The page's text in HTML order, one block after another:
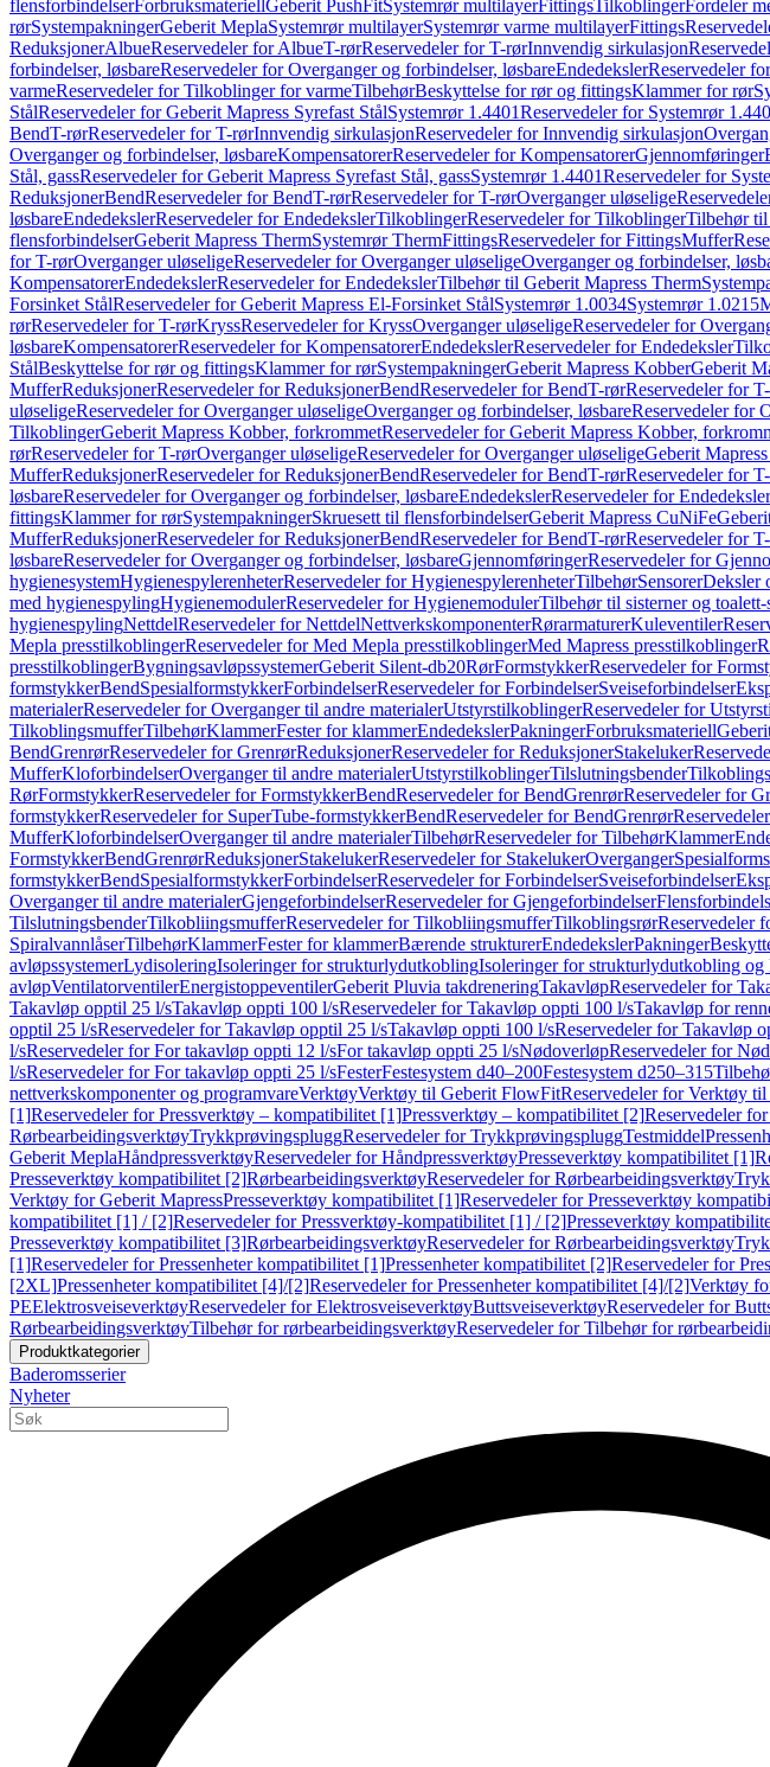
flensforbindelserForbruksmateriellGeberit PushFitSystemrør multilayerFittingsTilkoblingerFordeler
rørSystempakningerGeberit MeplaSystemrør multilayerSystemrør varme multilayerFittings
ReduksjonerAlbueReservedeler for AlbueT-rørReservedeler for T-rørInnvendig sirkulasjon
forbindelser, løsbareReservedeler for Overganger og forbindelser, løsbareEndedekslerReservedeler
varmeReservedeler for Tilkoblinger for varmeTilbehørBeskyttelse for rør og fittingsKlammer for rør
StålReservedeler for Geberit Mapress Syrefast StålSystemrør 1.4401Reservedeler for Systemrør
BendT-rørReservedeler for T-rørInnvendig sirkulasjonReservedeler for Innvendig sirkulasjon
Overganger og forbindelser, løsbareKompensatorerReservedeler for KompensatorerGjennomføringer
Stål, gassReservedeler for Geberit Mapress Syrefast Stål, gassSystemrør 1.4401Reservedeler for
ReduksjonerBendReservedeler for BendT-rørReservedeler for T-rørOverganger uløselige
løsbareEndedekslerReservedeler for EndedekslerTilkoblingerReservedeler for TilkoblingerTilbehør til
flensforbindelserGeberit Mapress ThermSystemrør ThermFittingsReservedeler for FittingsMuffer
for T-rørOverganger uløseligeReservedeler for Overganger uløseligeOverganger og forbindelser,
KompensatorerEndedekslerReservedeler for EndedekslerTilbehør til Geberit Mapress Therm
Forsinket StålReservedeler for Geberit Mapress El-Forsinket StålSystemrør 1.0034Systemrør 1.0215
rørReservedeler for T-rørKryssReservedeler for KryssOverganger uløseligeReservedeler for
løsbareKompensatorerReservedeler for KompensatorerEndedekslerReservedeler for Endedeksler
StålBeskyttelse for rør og fittingsKlammer for rørSystempakningerGeberit Mapress KobberGeberit
MufferReduksjonerReservedeler for ReduksjonerBendReservedeler for BendT-rørReservedeler for
uløseligeReservedeler for Overganger uløseligeOverganger og forbindelser, løsbareReservedeler for
TilkoblingerGeberit Mapress Kobber, forkrommetReservedeler for Geberit Mapress Kobber,
rørReservedeler for T-rørOverganger uløseligeReservedeler for Overganger uløseligeGeberit
MufferReduksjonerReservedeler for ReduksjonerBendReservedeler for BendT-rørReservedeler for
løsbareReservedeler for Overganger og forbindelser, løsbareEndedekslerReservedeler for Endedeksler
fittingsKlammer for rørSystempakningerSkruesett til flensforbindelserGeberit Mapress CuNiFe
MufferReduksjonerReservedeler for ReduksjonerBendReservedeler for BendT-rørReservedeler for
løsbareReservedeler for Overganger og forbindelser, løsbareGjennomføringerReservedeler for
hygienesystemHygienespylerenheterReservedeler for HygienespylerenheterTilbehørSensorerDeksler
med hygienespylingHygienemodulerReservedeler for HygienemodulerTilbehør til sisterner og
hygienespylingNettdelReservedeler for NettdelNettverkskomponenterRørarmaturerKuleventiler
Mepla presstilkoblingerReservedeler for Med Mepla presstilkoblingerMed Mapress presstilkoblinger
presstilkoblingerBygningsavløpssystemerGeberit Silent-db20RørFormstykkerReservedeler for
formstykkerBendSpesialformstykkerForbindelserReservedeler for ForbindelserSveiseforbindelser
materialerReservedeler for Overganger til andre materialerUtstyrstilkoblingerReservedeler for
TilkoblingsmufferTilbehørKlammerFester for klammerEndedekslerPakningerForbruksmateriell
BendGrenrørReservedeler for GrenrørReduksjonerReservedeler for ReduksjonerStakeluker
MufferKloforbindelserOverganger til andre materialerUtstyrstilkoblingerTilslutningsbender
RørFormstykkerReservedeler for FormstykkerBendReservedeler for BendGrenrørReservedeler for
formstykkerReservedeler for SuperTube-formstykkerBendReservedeler for BendGrenrør
MufferKloforbindelserOverganger til andre materialerTilbehørReservedeler for TilbehørKlammer
FormstykkerBendGrenrørReduksjonerStakelukerReservedeler for StakelukerOverganger
formstykkerBendSpesialformstykkerForbindelserReservedeler for ForbindelserSveiseforbindelser
Overganger til andre materialerGjengeforbindelserReservedeler for Gjengeforbindelser
TilslutningsbenderTilkobliingsmufferReservedeler for TilkobliingsmufferTilkoblingsrørReservedeler
SpiralvannlåserTilbehørKlammerFester for klammerBærende strukturerEndedekslerPakninger
avløpssystemerLydisoleringIsoleringer for strukturlydutkoblingIsoleringer for strukturlydutkobling
avløpVentilatorventilerEnergistoppeventilerGeberit Pluvia takdreneringTakavløpReservedeler for
Takavløp opptil 25 l/sTakavløp oppti 100 l/sReservedeler for Takavløp oppti 100 l/sTakavløp for
opptil 25 l/sReservedeler for Takavløp opptil 25 l/sTakavløp oppti 100 l/sReservedeler for Takavløp
l/sReservedeler for For takavløp oppti 12 l/sFor takavløp oppti 25 l/sNødoverløpReservedeler for
l/sReservedeler for For takavløp oppti 25 l/sFesterFestesystem d40–200Festesystem d250–315
nettverkskomponenter og programvareVerktøyVerktøy til Geberit FlowFitReservedeler for Verktøy
[1]Reservedeler for Pressverktøy – kompatibilitet [1]Pressverktøy – kompatibilitet [2]Reservedeler
RørbearbeidingsverktøyTrykkprøvingspluggReservedeler for TrykkprøvingspluggTestmiddel
Geberit MeplaHåndpressverktøyReservedeler for HåndpressverktøyPresseverktøy kompatibilitet [1]
Presseverktøy kompatibilitet [2]RørbearbeidingsverktøyReservedeler for Rørbearbeidingsverktøy
Verktøy for Geberit MapressPresseverktøy kompatibilitet [1]Reservedeler for Presseverktøy
kompatibilitet [1] / [2]Reservedeler for Pressverktøy-kompatibilitet [1] / [2]Presseverktøy
Presseverktøy kompatibilitet [3]RørbearbeidingsverktøyReservedeler for Rørbearbeidingsverktøy
[1]Reservedeler for Pressenheter kompatibilitet [1]Pressenheter kompatibilitet [2]Reservedeler for
[2XL]Pressenheter kompatibilitet [4]/[2]Reservedeler for Pressenheter kompatibilitet [4]/[2]Verktøy
PEElektrosveiseverktøyReservedeler for ElektrosveiseverktøyButtsveiseverktøyReservedeler for
RørbearbeidingsverktøyTilbehør for rørbearbeidingsverktøyReservedeler for Tilbehør for
Produktkategorier
Baderomsserier
Nyheter